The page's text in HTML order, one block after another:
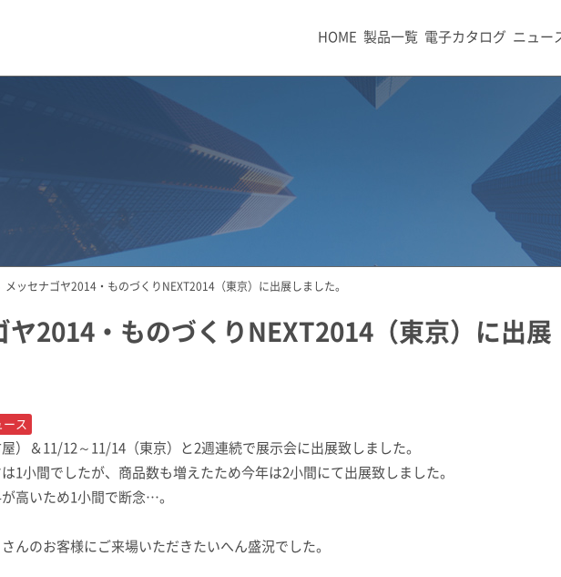
HOME 製品一覧 電子カタログ ニュー
メッセナゴヤ2014・ものづくりNEXT2014（東京）に出展しました。
ヤ2014・ものづくりNEXT2014（東京）に出展
ース
）＆11/12～11/14（東京）と2週連続で展示会に出展致しました。
1小間でしたが、商品数も増えたため今年は2小間にて出展致しました。
高いため1小間で断念…。
んのお客様にご来場いただきたいへん盛況でした。